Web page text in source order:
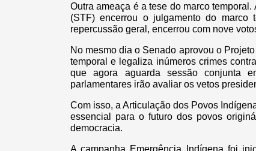
Outra ameaça é a tese do marco
(STF) encerrou o julgamento do
repercussão geral, encerrou com nove
No mesmo dia o Senado aprovou o
temporal e legaliza inúmeros crimes
que agora aguarda sessão conjunta
parlamentares irão avaliar os vetos
Com isso, a Articulação dos Povos
essencial para o futuro dos povos
democracia.
A campanha Emergência Indígena foi